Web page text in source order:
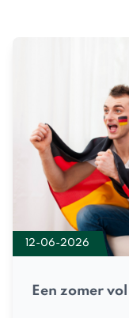
12-06-2026
Een zomer